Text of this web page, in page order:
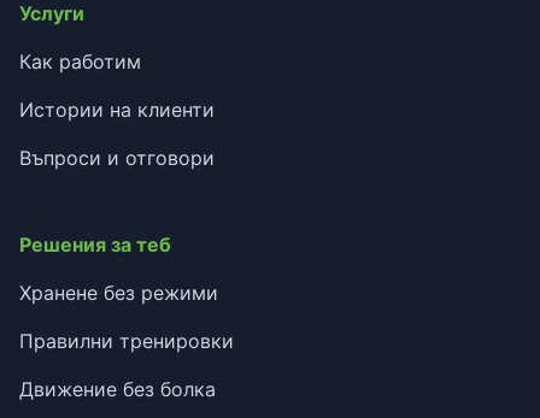
Услуги
Как работим
Истории на клиенти
Въпроси и отговори
Решения за теб
Хранене без режими
Правилни тренировки
Движение без болка